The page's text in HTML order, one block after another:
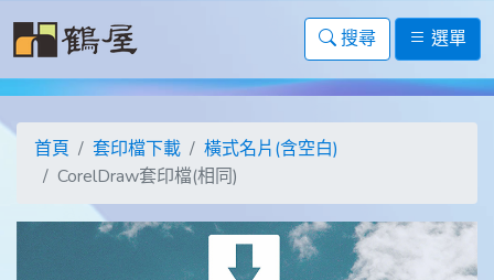
搜尋 選單
首頁 套印檔下載
橫式名片(含空白)
CorelDraw套印檔(相同)